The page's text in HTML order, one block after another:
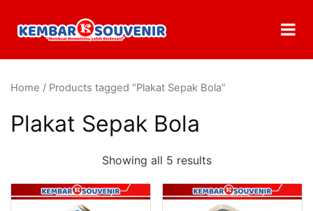
Home / Products tagged “Plakat Sepak Bola”
Plakat Sepak Bola
Showing all 5 results